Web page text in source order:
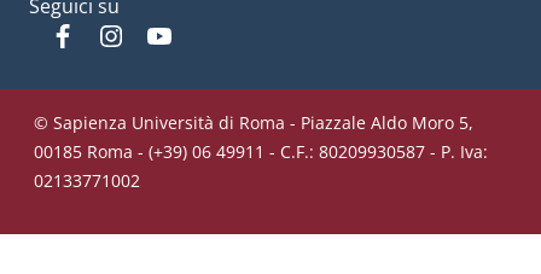
Seguici su
FacebookInstagram
© Sapienza Università di Roma - Piazzale Aldo Moro 5,
00185 Roma - (+39) 06 49911 - C.F.: 80209930587 - P. Iva:
02133771002